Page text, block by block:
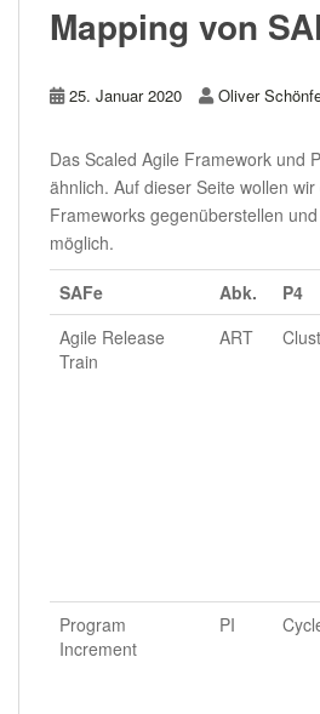
Mapping von
25. Januar 2020 Oliver
Das Scaled Agile Framework und
ähnlich. Auf dieser Seite wollen
Frameworks gegenüberstellen
möglich.
SAFe Abk. P4
Agile Release
Train
ART
Program
Increment
PI